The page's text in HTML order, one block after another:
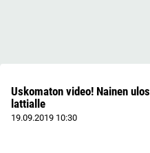
Uskomaton video! Nainen
lattialle
19.09.2019 10:30